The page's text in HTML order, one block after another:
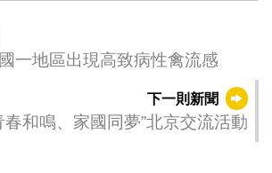
一地區出現高致病性禽流感
下一則新聞
春和鳴、家國同夢”北京交流活動